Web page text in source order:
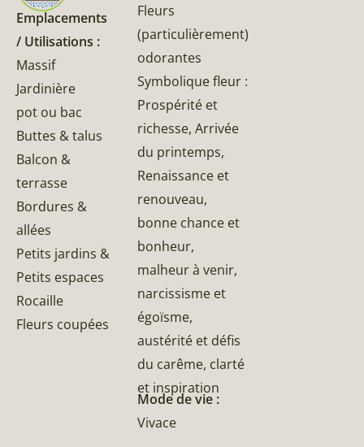
Emplacements
/ Utilisations :
Massif
Jardinière
pot ou bac
Buttes & talus
Balcon &
terrasse
Bordures &
allées
Petits jardins &
Petits espaces
Rocaille
Fleurs coupées
Fleurs
(particulièrement)
odorantes
Symbolique fleur :
Prospérité et
richesse, Arrivée
du printemps,
Renaissance et
renouveau,
bonne chance et
bonheur,
malheur à venir,
narcissisme et
égoïsme,
austérité et défis
du carême, clarté
et inspiration
Mode de vie :
Vivace